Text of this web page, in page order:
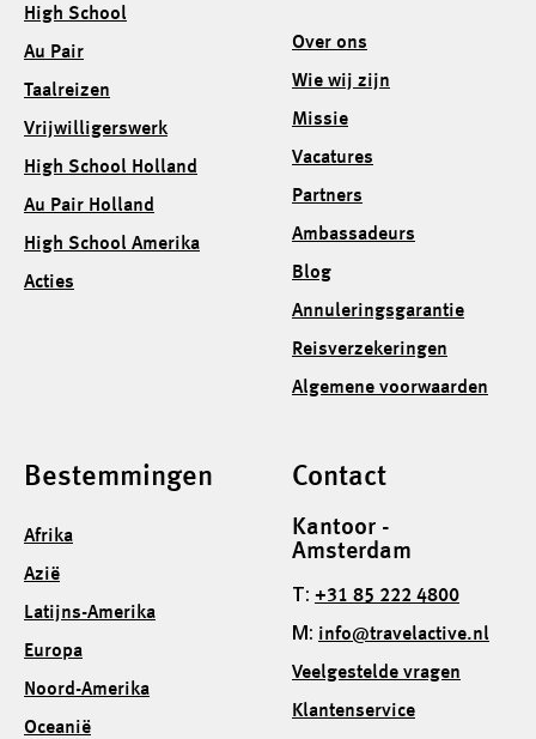
High School
Au Pair
Taalreizen
Vrijwilligerswerk
High School Holland
Au Pair Holland
High School Amerika
Acties
Over ons
Wie wij zijn
Missie
Vacatures
Partners
Ambassadeurs
Blog
Annuleringsgarantie
Reisverzekeringen
Algemene voorwaarden
Bestemmingen
Afrika
Azië
Latijns-Amerika
Europa
Noord-Amerika
Oceanië
Contact
Kantoor -
Amsterdam
T: +31 85 222 4800
M: info@travelactive.nl
Veelgestelde vragen
Klantenservice